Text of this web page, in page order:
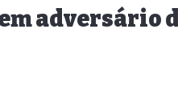
adversário